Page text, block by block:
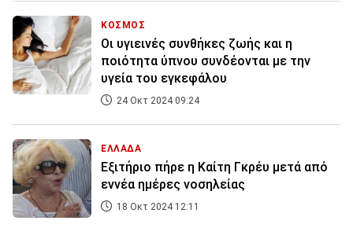
ΚΟΣΜΟΣ
Οι υγιεινές συνθήκες ζωής και η
ποιότητα ύπνου συνδέονται με την
υγεία του εγκεφάλου
24 Οκτ 2024 09:24
ΕΛΛΑΔΑ
Εξιτήριο πήρε η Καίτη Γκρέυ μετά από
εννέα ημέρες νοσηλείας
18 Οκτ 2024 12:11